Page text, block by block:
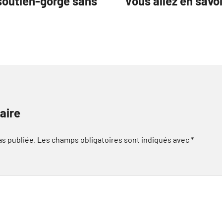
publiée. Les champs obligatoires sont indiqués avec*